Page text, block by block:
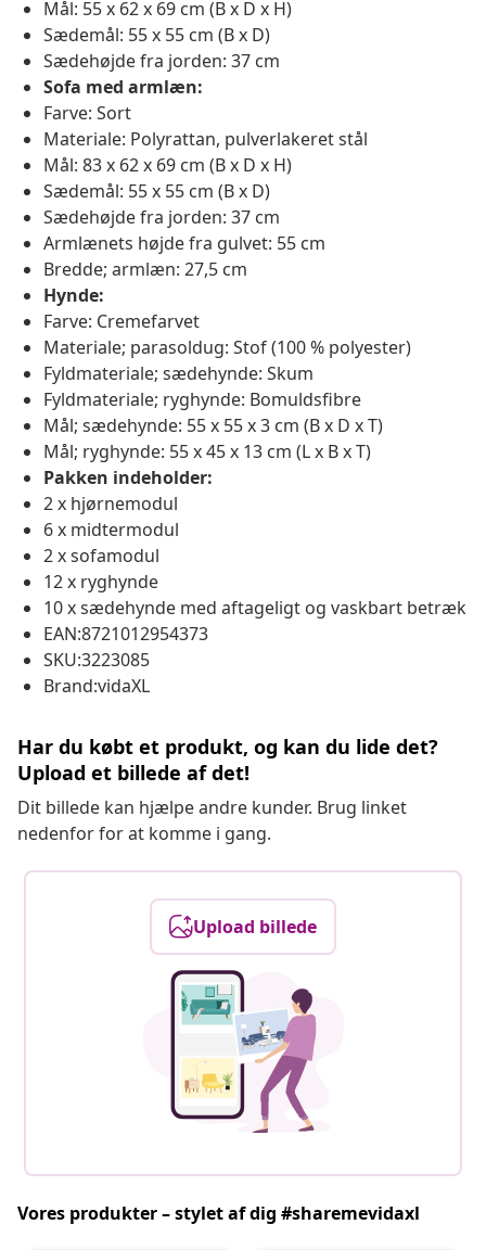
Mål: 55 x 62 x 69 cm (B x D x H)
Sædemål: 55 x 55 cm (B x D)
Sædehøjde fra jorden: 37 cm
Sofa med armlæn:
Farve: Sort
Materiale: Polyrattan, pulverlakeret stål
Mål: 83 x 62 x 69 cm (B x D x H)
Sædemål: 55 x 55 cm (B x D)
Sædehøjde fra jorden: 37 cm
Armlænets højde fra gulvet: 55 cm
Bredde; armlæn: 27,5 cm
Hynde:
Farve: Cremefarvet
Materiale; parasoldug: Stof (100 % polyester)
Fyldmateriale; sædehynde: Skum
Fyldmateriale; ryghynde: Bomuldsfibre
Mål; sædehynde: 55 x 55 x 3 cm (B x D x T)
Mål; ryghynde: 55 x 45 x 13 cm (L x B x T)
Pakken indeholder:
2 x hjørnemodul
6 x midtermodul
2 x sofamodul
12 x ryghynde
10 x sædehynde med aftageligt og vaskbart betræk
EAN:8721012954373
SKU:3223085
Brand:vidaXL
Har du købt et produkt, og kan du lide det?
Upload et billede af det!
Dit billede kan hjælpe andre kunder. Brug linket
nedenfor for at komme i gang.
Upload billede
Vores produkter – stylet af dig #sharemevidaxl